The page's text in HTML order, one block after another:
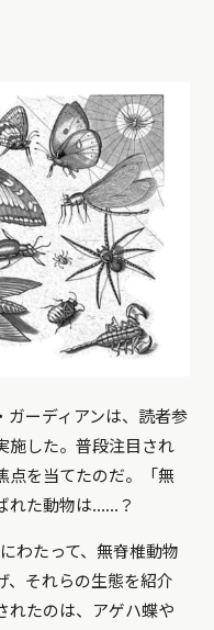
ーディアンは、読者参
施した。普段注目され
点を当てたのだ。「無
れた動物は……？
わたって、無脊椎動物
、それらの生態を紹介
れたのは、アゲハ蝶や